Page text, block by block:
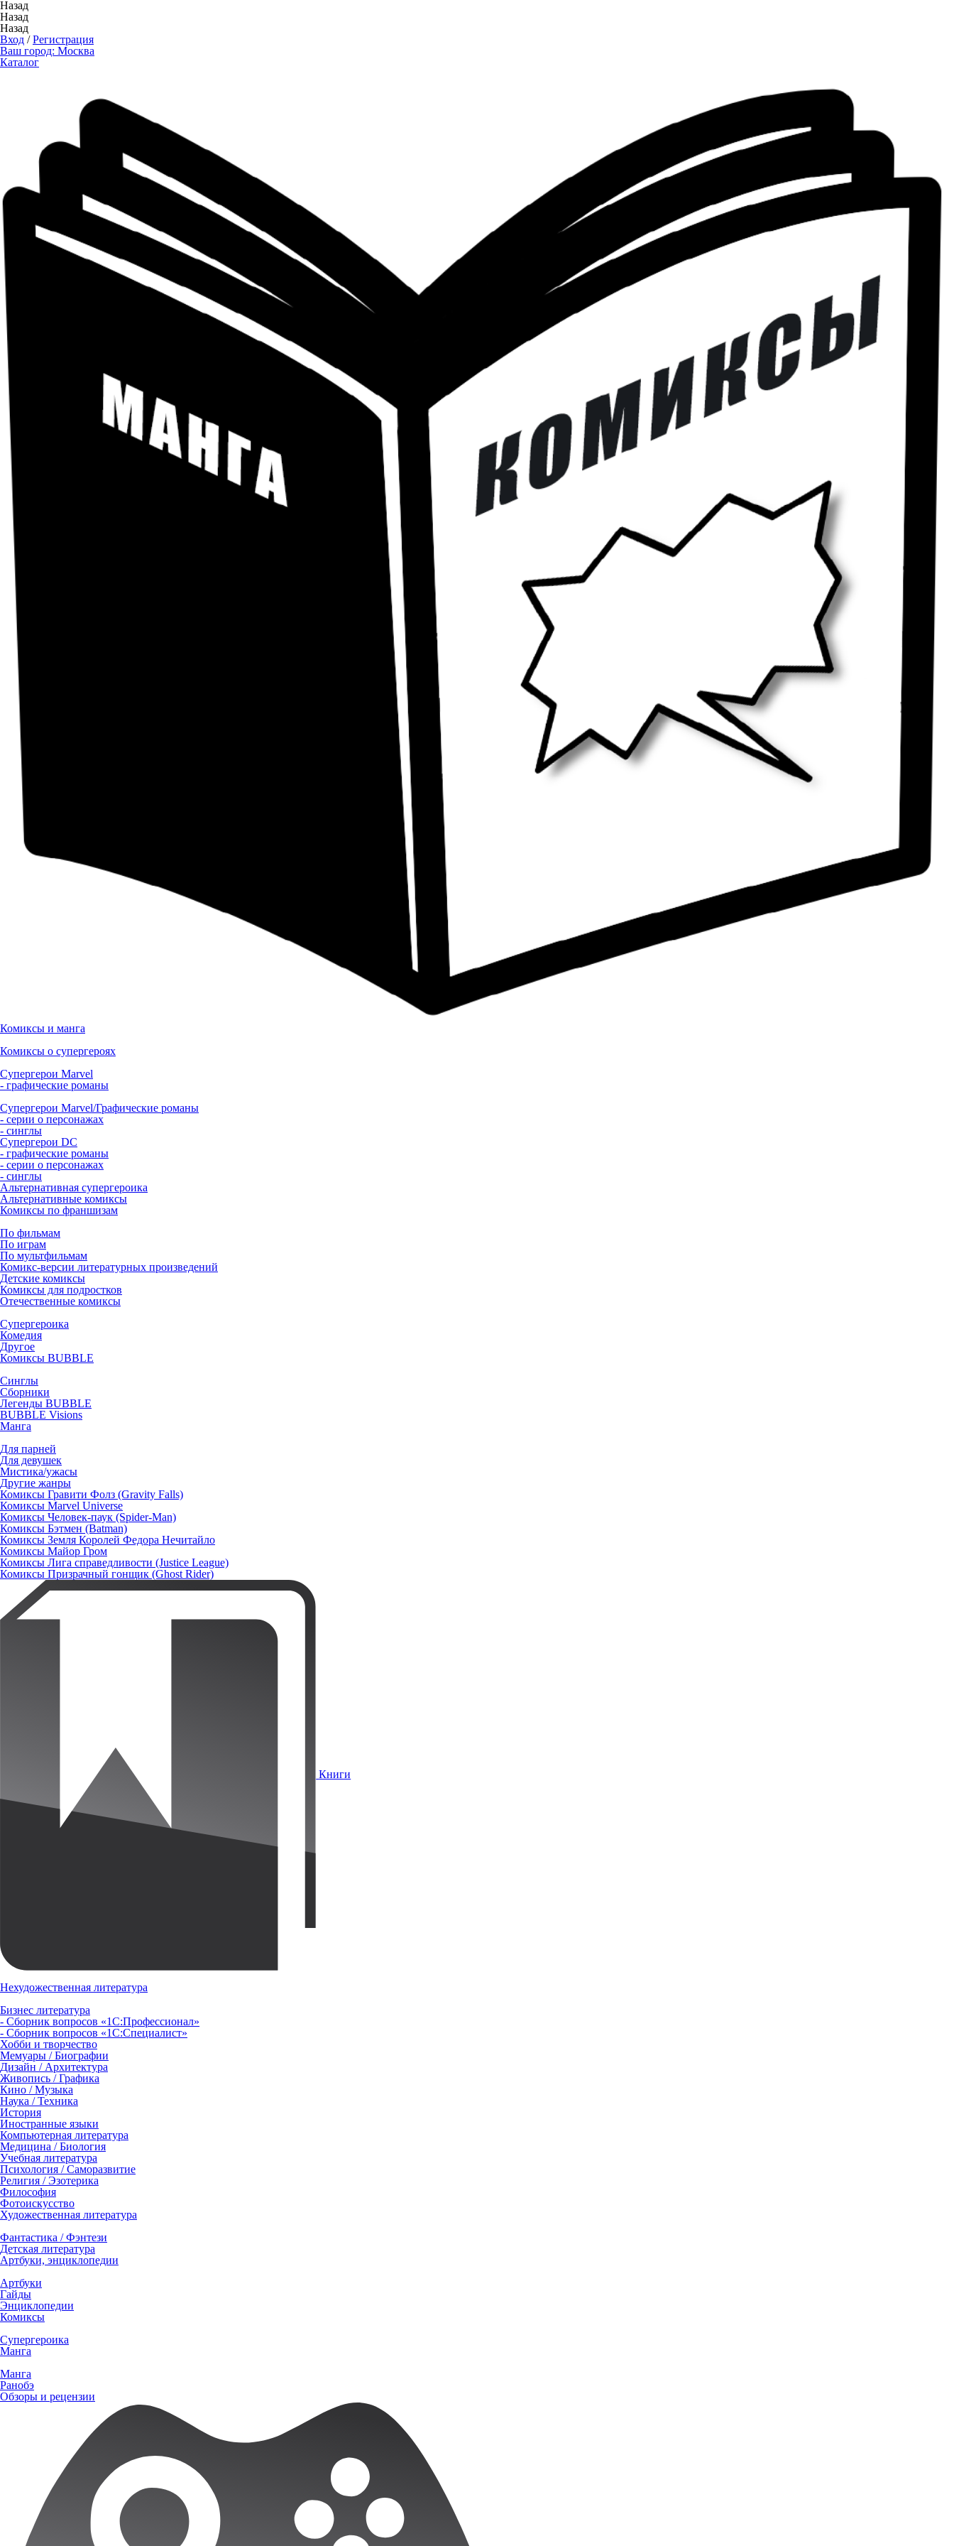
Назад
Назад
Назад
Вход /Регистрация
Ваш город: Москва
Каталог
Комиксы и манга
Комиксы о супергероях
Супергерои Marvel
- графические романы
Супергерои Marvel/Графические романы
- серии о персонажах
- синглы
Супергерои DC
- графические романы
- серии о персонажах
- синглы
Альтернативная супергероика
Альтернативные комиксы
Комиксы по франшизам
По фильмам
По играм
По мультфильмам
Комикс-версии литературных произведений
Детские комиксы
Комиксы для подростков
Отечественные комиксы
Супергероика
Комедия
Другое
Комиксы BUBBLE
Синглы
Сборники
Легенды BUBBLE
BUBBLE Visions
Манга
Для парней
Для девушек
Мистика/ужасы
Другие жанры
Комиксы Гравити Фолз (Gravity Falls)
Комиксы Marvel Universe
Комиксы Человек-паук (Spider-Man)
Комиксы Бэтмен (Batman)
Комиксы Земля Королей Федора Нечитайло
Комиксы Майор Гром
Комиксы Лига справедливости (Justice League)
Комиксы Призрачный гонщик (Ghost Rider)
Книги
Нехудожественная литература
Бизнес литература
- Сборник вопросов «1С:Профессионал»
- Сборник вопросов «1С:Специалист»
Хобби и творчество
Мемуары / Биографии
Дизайн / Архитектура
Живопись / Графика
Кино / Музыка
Наука / Техника
История
Иностранные языки
Компьютерная литература
Медицина / Биология
Учебная литература
Психология / Саморазвитие
Религия / Эзотерика
Философия
Фотоискусство
Художественная литература
Фантастика / Фэнтези
Детская литература
Артбуки, энциклопедии
Артбуки
Гайды
Энциклопедии
Комиксы
Супергероика
Манга
Манга
Ранобэ
Обзоры и рецензии